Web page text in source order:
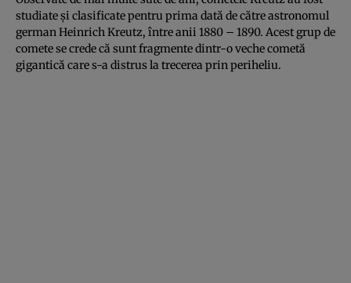
studiate şi clasificate pentru prima dată de către astronomul
german Heinrich Kreutz, între anii 1880 – 1890. Acest grup de
comete se crede că sunt fragmente dintr-o veche cometă
gigantică care s-a distrus la trecerea prin periheliu.